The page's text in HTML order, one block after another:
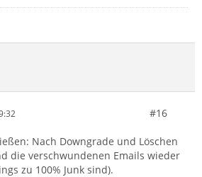
#16
Nach Downgrade und Löschen
die verschwundenen Emails wieder
zu 100% Junk sind).